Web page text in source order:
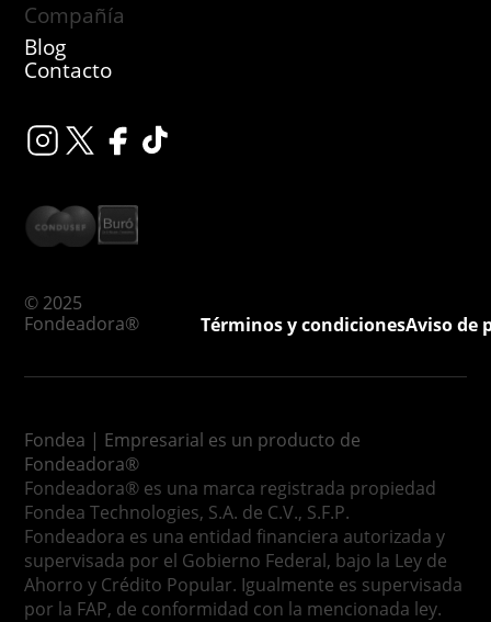
Compañía
Blog
Contacto
© 2025
Fondeadora®
Términos y condicionesAviso de
Fondea | Empresarial es un producto de
Fondeadora®
Fondeadora® es una marca registrada propiedad
Fondea Technologies, S.A. de C.V., S.F.P.
Fondeadora es una entidad financiera autorizada y
supervisada por el Gobierno Federal, bajo la Ley de
Ahorro y Crédito Popular. Igualmente es supervisada
por la FAP, de conformidad con la mencionada ley.